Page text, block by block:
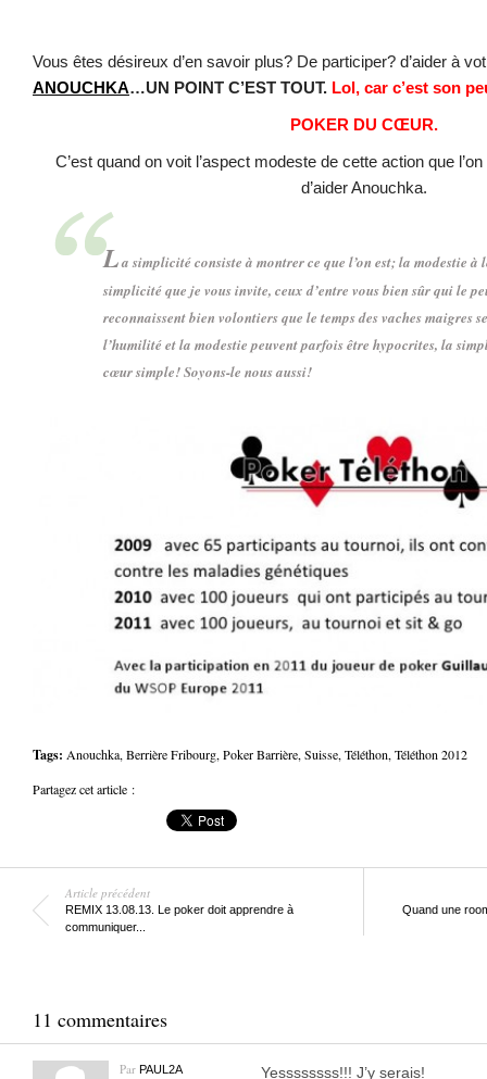
Vous êtes désireux d’en savoir plus? De participer? d’aider à
ANOUCHKA…UN POINT C’EST TOUT. Lol, car c’est son
POKER DU CŒUR.
C’est quand on voit l’aspect modeste de cette action que
d’aider Anouchka.
La simplicité consiste à montrer ce que l’on est; la modestie à
simplicité que je vous invite, ceux d’entre vous bien sûr qui le
reconnaissent bien volontiers que le temps des vaches maigres
l’humilité et la modestie peuvent parfois être hypocrites, la
cœur simple! Soyons-le nous aussi!
Tags: Anouchka, Berrière Fribourg, Poker Barrière, Suisse, Téléthon, Téléthon 2012
Partagez cet article :
Article précédent
REMIX 13.08.13. Le poker doit apprendre à
communiquer...
Quand une
11 commentaires
Par PAUL2A Yessssssss!!! J’y serais!